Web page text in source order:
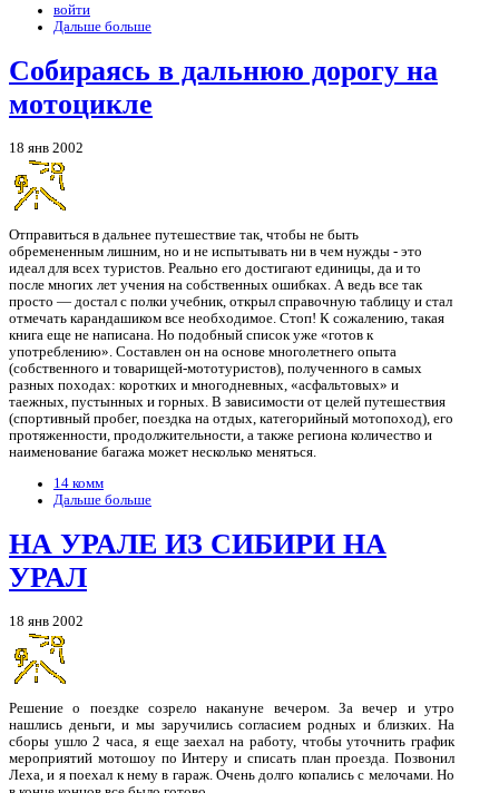
войти
Дальше больше
Собираясь в дальнюю дорогу на
мотоцикле
18 янв 2002
Отправиться в дальнее путешествие так, чтобы не быть
обремененным лишним, но и не испытывать ни в чем нужды - это
идеал для всех туристов. Реально его достигают единицы, да и то
после многих лет учения на собственных ошибках. А ведь все так
просто — достал с полки учебник, открыл справочную таблицу и стал
отмечать карандашиком все необходимое. Стоп! К сожалению, такая
книга еще не написана. Но подобный список уже «готов к
употреблению». Составлен он на основе многолетнего опыта
(собственного и товарищей-мототуристов), полученного в самых
разных походах: коротких и многодневных, «асфальтовых» и
таежных, пустынных и горных. В зависимости от целей путешествия
(спортивный пробег, поездка на отдых, категорийный мотопоход), его
протяженности, продолжительности, а также региона количество и
наименование багажа может несколько меняться.
14 комм
Дальше больше
НА УРАЛЕ ИЗ СИБИРИ НА
УРАЛ
18 янв 2002
Решение о поездке созрело накануне вечером. За вечер и утро
нашлись деньги, и мы заручились согласием родных и близких. На
сборы ушло 2 часа, я еще заехал на работу, чтобы уточнить график
мероприятий мотошоу по Интеру и списать план проезда. Позвонил
Леха, и я поехал к нему в гараж. Очень долго копались с мелочами. Но